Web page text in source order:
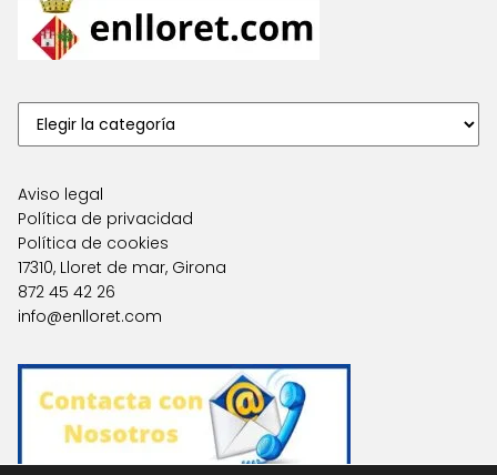
Aviso legal
Política de privacidad
Política de cookies
17310, Lloret de mar, Girona
872 45 42 26
info@enlloret.com